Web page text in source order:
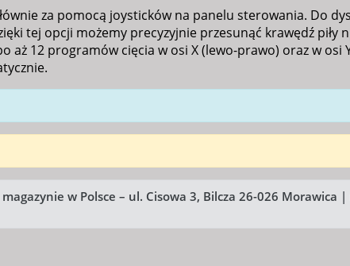
za pomocą joysticków na panelu sterowania. Do
tej opcji możemy precyzyjnie przesunąć krawędź piły
12 programów cięcia w osi X (lewo-prawo) oraz w
w Polsce – ul. Cisowa 3, Bilcza 26-026